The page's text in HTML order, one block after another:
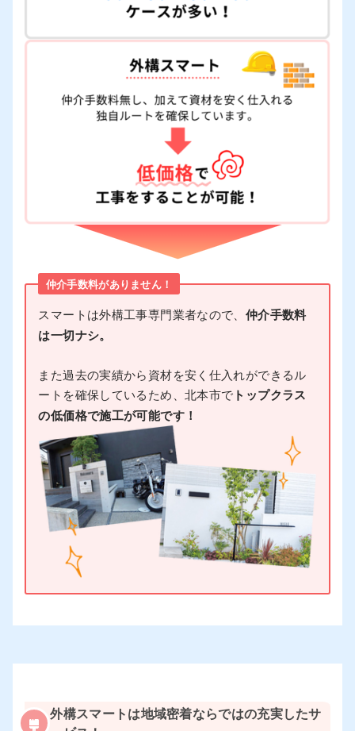
仲介手数料がありません！
スマートは外構工事専門業者なので、 仲介手数料
は一切ナシ。
また過去の実績から資材を安く仕入れができるル
ートを確保しているため、北本市で トップクラス
の低価格で施工が可能です！
外構スマートは地域密着ならではの充実したサ